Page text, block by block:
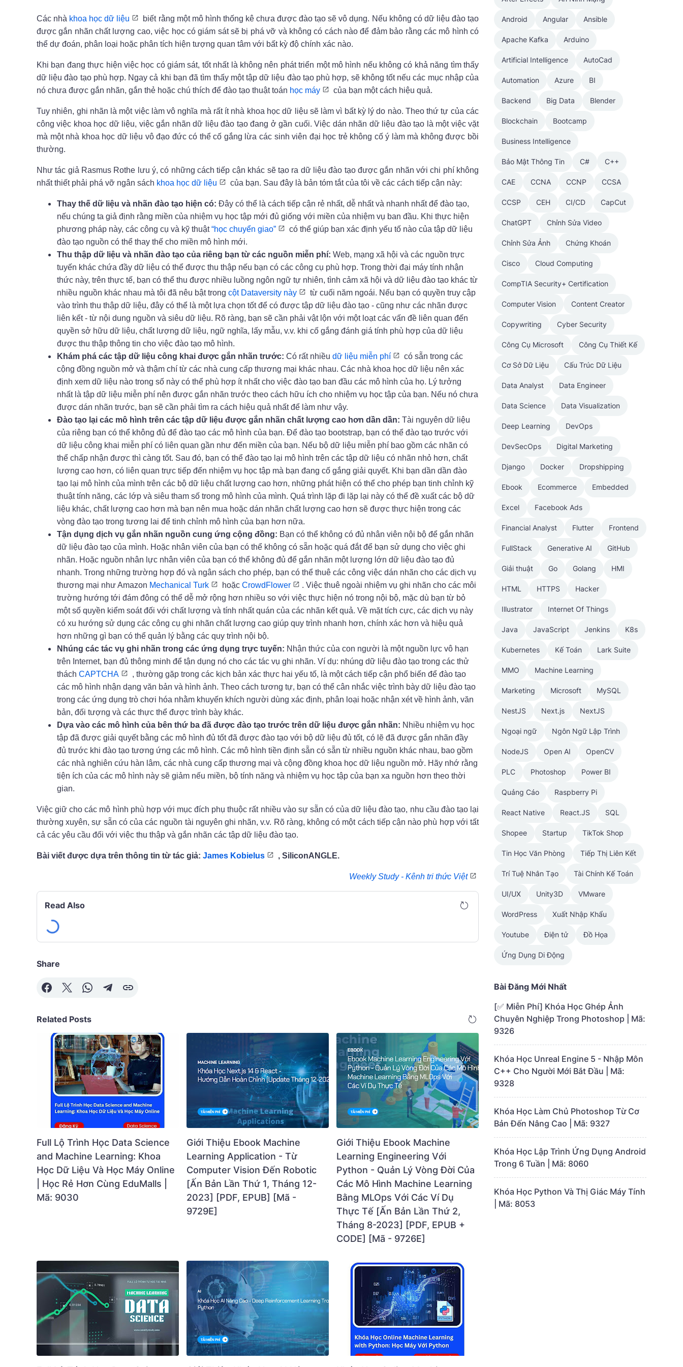
Các nhà khoa học dữ liệu
biết rằng một mô hình thống kê chưa được đào tạo sẽ vô dụng. Nếu không có dữ liệu đào tạo
được gắn nhãn chất lượng cao, việc học có giám sát sẽ bị phá vỡ và không có cách nào để đảm bảo rằng các mô hình có
thể dự đoán, phân loại hoặc phân tích hiện tượng quan tâm với bất kỳ độ chính xác nào.
Khi bạn đang thực hiện việc học có giám sát, tốt nhất là không nên phát triển một mô hình nếu không có khả năng tìm thấy
dữ liệu đào tạo phù hợp. Ngay cả khi bạn đã tìm thấy một tập dữ liệu đào tạo phù hợp, sẽ không tốt nếu các mục nhập của
nó chưa được gắn nhãn, gắn thẻ hoặc chú thích để đào tạo thuật toán học máy của bạn một cách hiệu quả.
Tuy nhiên, ghi nhãn là một việc làm vô nghĩa mà rất ít nhà khoa học dữ liệu sẽ làm vì bất kỳ lý do nào. Theo thứ tự của các
công việc khoa học dữ liệu, việc gắn nhãn dữ liệu đào tạo đang ở gần cuối. Việc dán nhãn dữ liệu đào tạo là một việc vặt
mà một nhà khoa học dữ liệu vô đạo đức có thể cố gắng lừa các sinh viên đại học trẻ không cố ý làm mà không được bồi
thường.
Như tác giả Rasmus Rothe lưu ý, có những cách tiếp cận khác sẽ tạo ra dữ liệu đào tạo được gắn nhãn với chi phí không
nhất thiết phải phá vỡ ngân sách khoa học dữ liệu của bạn. Sau đây là bản tóm tắt của tôi về các cách tiếp cận này:
Thay thế dữ liệu và nhãn đào tạo hiện có: Đây có thể là cách tiếp cận rẻ nhất, dễ nhất và nhanh nhất để đào tạo,
nếu chúng ta giả định rằng miền của nhiệm vụ học tập mới đủ giống với miền của nhiệm vụ ban đầu. Khi thực hiện
phương pháp này, các công cụ và kỹ thuật“học chuyển giao”
có thể giúp bạn xác định yếu tố nào của tập dữ liệu
đào tạo nguồn có thể thay thế cho miền mô hình mới.
Thu thập dữ liệu và nhãn đào tạo của riêng bạn từ các nguồn miễn phí: Web, mạng xã hội và các nguồn trực
tuyến khác chứa đầy dữ liệu có thể được thu thập nếu bạn có các công cụ phù hợp. Trong thời đại máy tính nhận
thức này, trên thực tế, bạn có thể thu được nhiều luồng ngôn ngữ tự nhiên, tình cảm xã hội và dữ liệu đào tạo khác từ
nhiều nguồn khác nhau mà tôi đã nêu bật trong cột Dataversity này
từ cuối năm ngoái. Nếu bạn có quyền truy cập
vào trình thu thập dữ liệu, đây có thể là một lựa chọn tốt để có được tập dữ liệu đào tạo - cũng như các nhãn được
liên kết - từ nội dung nguồn và siêu dữ liệu. Rõ ràng, bạn sẽ cần phải vật lộn với một loạt các vấn đề liên quan đến
quyền sở hữu dữ liệu, chất lượng dữ liệu, ngữ nghĩa, lấy mẫu, v.v. khi cố gắng đánh giá tính phù hợp của dữ liệu
được thu thập thông tin cho việc đào tạo mô hình.
Khám phá các tập dữ liệu công khai được gắn nhãn trước: Có rất nhiều dữ liệu miễn phí
có sẵn trong các
cộng đồng nguồn mở và thậm chí từ các nhà cung cấp thương mại khác nhau. Các nhà khoa học dữ liệu nên xác
định xem dữ liệu nào trong số này có thể phù hợp ít nhất cho việc đào tạo ban đầu các mô hình của họ. Lý tưởng
nhất là tập dữ liệu miễn phí nên được gắn nhãn trước theo cách hữu ích cho nhiệm vụ học tập của bạn. Nếu nó chưa
được dán nhãn trước, bạn sẽ cần phải tìm ra cách hiệu quả nhất để làm như vậy.
Đào tạo lại các mô hình trên các tập dữ liệu được gắn nhãn chất lượng cao hơn dần dần: Tài nguyên dữ liệu
của riêng bạn có thể không đủ để đào tạo các mô hình của bạn. Để đào tạo bootstrap, bạn có thể đào tạo trước với
dữ liệu công khai miễn phí có liên quan gần như đến miền của bạn. Nếu bộ dữ liệu miễn phí bao gồm các nhãn có
thể chấp nhận được thì càng tốt. Sau đó, bạn có thể đào tạo lại mô hình trên các tập dữ liệu có nhãn nhỏ hơn, chất
lượng cao hơn, có liên quan trực tiếp đến nhiệm vụ học tập mà bạn đang cố gắng giải quyết. Khi bạn dần dần đào
tạo lại mô hình của mình trên các bộ dữ liệu chất lượng cao hơn, những phát hiện có thể cho phép bạn tinh chỉnh kỹ
thuật tính năng, các lớp và siêu tham số trong mô hình của mình. Quá trình lặp đi lặp lại này có thể đề xuất các bộ dữ
liệu khác, chất lượng cao hơn mà bạn nên mua hoặc dán nhãn chất lượng cao hơn sẽ được thực hiện trong các
vòng đào tạo trong tương lai để tinh chỉnh mô hình của bạn hơn nữa.
Tận dụng dịch vụ gắn nhãn nguồn cung ứng cộng đồng: Bạn có thể không có đủ nhân viên nội bộ để gắn nhãn
dữ liệu đào tạo của mình. Hoặc nhân viên của bạn có thể không có sẵn hoặc quá đắt để bạn sử dụng cho việc ghi
nhãn. Hoặc nguồn nhân lực nhân viên của bạn có thể không đủ để gắn nhãn một lượng lớn dữ liệu đào tạo đủ
nhanh. Trong những trường hợp đó và ngân sách cho phép, bạn có thể thuê các công việc dán nhãn cho các dịch vụ
thương mại như Amazon Mechanical Turk hoặc CrowdFlower
. Việc thuê ngoài nhiệm vụ ghi nhãn cho các môi
trường hướng tới đám đông có thể dễ mở rộng hơn nhiều so với việc thực hiện nó trong nội bộ, mặc dù bạn từ bỏ
một số quyền kiểm soát đối với chất lượng và tính nhất quán của các nhãn kết quả. Về mặt tích cực, các dịch vụ này
có xu hướng sử dụng các công cụ ghi nhãn chất lượng cao giúp quy trình nhanh hơn, chính xác hơn và hiệu quả
hơn những gì bạn có thể quản lý bằng các quy trình nội bộ.
Nhúng các tác vụ ghi nhãn trong các ứng dụng trực tuyến: Nhận thức của con người là một nguồn lực vô hạn
trên Internet, bạn đủ thông minh để tận dụng nó cho các tác vụ ghi nhãn. Ví dụ: nhúng dữ liệu đào tạo trong các thử
thách CAPTCHA
, thường gặp trong các kịch bản xác thực hai yếu tố, là một cách tiếp cận phổ biến để đào tạo
các mô hình nhận dạng văn bản và hình ảnh. Theo cách tương tự, bạn có thể cân nhắc việc trình bày dữ liệu đào tạo
trong các ứng dụng trò chơi hóa nhằm khuyến khích người dùng xác định, phân loại hoặc nhận xét về hình ảnh, văn
bản, đối tượng và các thực thể được trình bày khác.
Dựa vào các mô hình của bên thứ ba đã được đào tạo trước trên dữ liệu được gắn nhãn: Nhiều nhiệm vụ học
tập đã được giải quyết bằng các mô hình đủ tốt đã được đào tạo với bộ dữ liệu đủ tốt, có lẽ đã được gắn nhãn đầy
đủ trước khi đào tạo tương ứng các mô hình. Các mô hình tiền định sẵn có sẵn từ nhiều nguồn khác nhau, bao gồm
các nhà nghiên cứu hàn lâm, các nhà cung cấp thương mại và cộng đồng khoa học dữ liệu nguồn mở. Hãy nhớ rằng
tiện ích của các mô hình này sẽ giảm nếu miền, bộ tính năng và nhiệm vụ học tập của bạn xa nguồn hơn theo thời
gian.
Việc giữ cho các mô hình phù hợp với mục đích phụ thuộc rất nhiều vào sự sẵn có của dữ liệu đào tạo, nhu cầu đào tạo lại
thường xuyên, sự sẵn có của các nguồn tài nguyên ghi nhãn, v.v. Rõ ràng, không có một cách tiếp cận nào phù hợp với tất
cả các yêu cầu đối với việc thu thập và gắn nhãn các tập dữ liệu đào tạo.
Bài viết được dựa trên thông tin từ tác giả: James Kobielus , SiliconANGLE.
Weekly Study - Kênh tri thức Việt
Read Also
Share
Related Posts
Full Lộ Trình Học Data Science
and Machine Learning: Khoa
Học Dữ Liệu Và Học Máy Online
| Học Rẻ Hơn Cùng EduMalls |
Mã: 9030
Giới Thiệu Ebook Machine
Learning Application - Từ
Computer Vision Đến Robotic
[Ấn Bản Lần Thứ 1, Tháng 12-
2023] [PDF, EPUB] [Mã -
9729E]
Giới Thiệu Ebook Machine
Learning Engineering Với
Python - Quản Lý Vòng Đời Của
Các Mô Hình Machine Learning
Bằng MLOps Với Các Ví Dụ
Thực Tế [Ấn Bản Lần Thứ 2,
Tháng 8-2023] [PDF, EPUB +
CODE] [Mã - 9726E]
Android Angular Ansible
Apache Kafka Arduino
Artificial Intelligence AutoCad
Automation Azure BI
Backend Big Data Blender
Blockchain Bootcamp
Business Intelligence
Bảo Mật Thông Tin C# C++
CAE CCNA CCNP CCSA
CCSP CEH CI/CD CapCut
ChatGPT Chỉnh Sửa Video
Chỉnh Sửa Ảnh Chứng Khoán
Cisco Cloud Computing
CompTIA Security+ Certification
Computer Vision Content Creator
Copywriting Cyber Security
Công Cụ Microsoft Công Cụ Thiết Kế
Cơ Sở Dữ Liệu Cấu Trúc Dữ Liệu
Data Analyst Data Engineer
Data Science Data Visualization
Deep Learning DevOps
DevSecOps Digital Marketing
Django Docker Dropshipping
Ebook Ecommerce Embedded
Excel Facebook Ads
Financial Analyst Flutter Frontend
FullStack Generative AI GitHub
Giải thuật Go Golang HMI
HTML HTTPS Hacker
Illustrator Internet Of Things
Java JavaScript Jenkins K8s
Kubernetes Kế Toán Lark Suite
MMO Machine Learning
Marketing Microsoft MySQL
NestJS Next.js NextJS
Ngoại ngữ Ngôn Ngữ Lập Trình
NodeJS Open AI OpenCV
PLC Photoshop Power BI
Quảng Cáo Raspberry Pi
React Native React.JS SQL
Shopee Startup TikTok Shop
Tin Học Văn Phòng Tiếp Thị Liên Kết
Trí Tuệ Nhân Tạo Tài Chính Kế Toán
UI/UX Unity3D VMware
WordPress Xuất Nhập Khẩu
Youtube Điện tử Đồ Họa
Ứng Dụng Di Động
Bài Đăng Mới Nhất
[✅ Miễn Phí] Khóa Học Ghép Ảnh
Chuyên Nghiệp Trong Photoshop | Mã:
9326
Khóa Học Unreal Engine 5 - Nhập Môn
C++ Cho Người Mới Bắt Đầu | Mã:
9328
Khóa Học Làm Chủ Photoshop Từ Cơ
Bản Đến Nâng Cao | Mã: 9327
Khóa Học Lập Trình Ứng Dụng Android
Trong 6 Tuần | Mã: 8060
Khóa Học Python Và Thị Giác Máy Tính
| Mã: 8053